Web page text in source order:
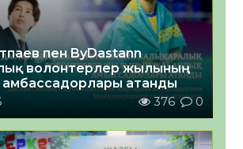
пен ByDastann
волонтерлер жылының
атанды
376 0